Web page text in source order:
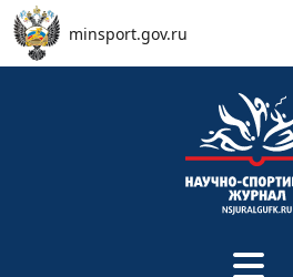
Перейти к основному содержанию
minsport.gov.ru